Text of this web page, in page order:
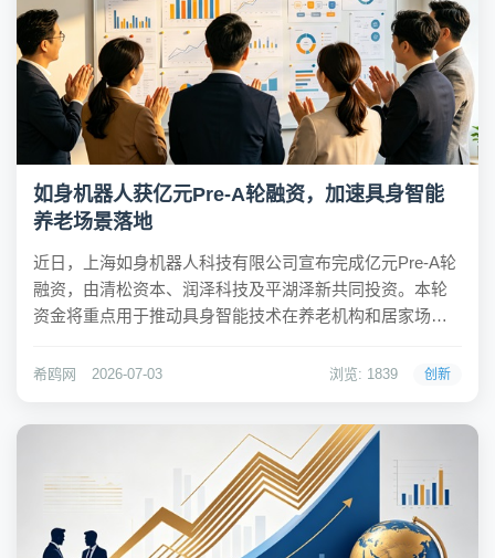
如身机器人获亿元Pre-A轮融资，加速具身智能
养老场景落地
近日，上海如身机器人科技有限公司宣布完成亿元Pre-A轮
融资，由清松资本、润泽科技及平湖泽新共同投资。本轮
资金将重点用于推动具身智能技术在养老机构和居家场景
阶段。希鸥网观察到，如身机器人正通过构建“场景—数据
希鸥网 2026-07-03 浏览: 1839 创新